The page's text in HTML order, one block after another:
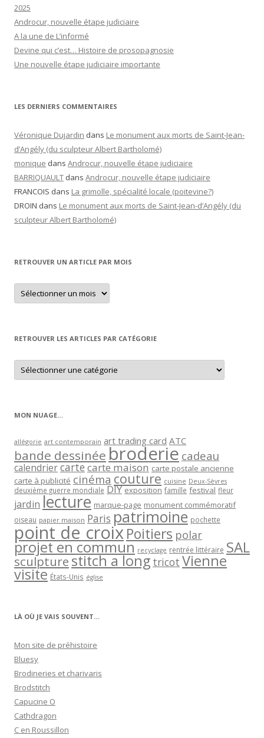
2025
Androcur, nouvelle étape judiciaire
A la une de L’informé
Devine qui c’est… Histoire de prosopagnosie
Une nouvelle étape judiciaire importante
LES DERNIERS COMMENTAIRES
Véronique Dujardin dans Le monument aux morts de Saint-Jean-
d’Angély (du sculpteur Albert Bartholomé)
monique dans Androcur, nouvelle étape judiciaire
BARRIQUAULT dans Androcur, nouvelle étape judiciaire
FRANCOIS dans La grimolle, spécialité locale (poitevine?)
DROIN dans Le monument aux morts de Saint-Jean-d’Angély (du
sculpteur Albert Bartholomé)
RETROUVER UN ARTICLE PAR MOIS
Retrouver
un
article
RETROUVER LES ARTICLES PAR CATÉGORIE
Retrouver
les
articles
MON NUAGE…
allégorie art contemporain art trading card ATC
bande dessinée broderie cadeau
calendriercartecarte maison carte postale ancienne
carte à publicité cinéma couture cuisine Deux-Sèvres
deuxième guerre mondiale DIY exposition famille festival fleur
jardin lecture marque-page monument commémoratif
oiseau papier maison Paris patrimoine pochette
point de croixPoitiers polar
projet en commun recyclage rentrée littéraire SAL
sculpturestitch a long tricot Vienne
visite États-Unis église
LÀ OÙ JE VAIS SOUVENT…
Mon site de préhistoire
Bluesy
Brodineries et charivaris
Brodstitch
Capucine O
Cathdragon
C en Roussillon